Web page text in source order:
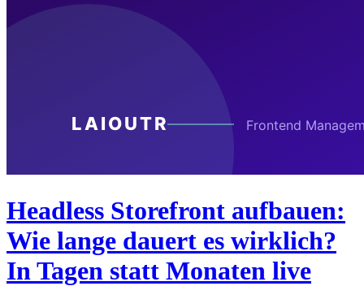
Headless Storefront aufbauen:
Wie lange dauert es wirklich?
In Tagen statt Monaten live